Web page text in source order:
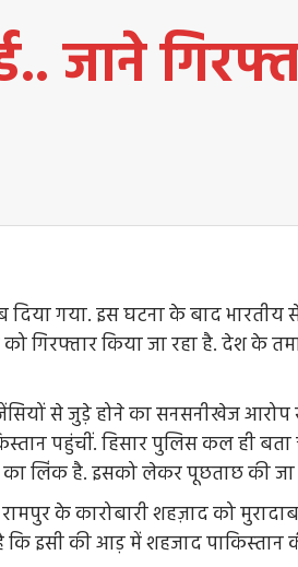
जाने
गया. इस घटना के बाद भारतीय
गिरफ्तार किया जा रहा है. देश के
एजेंसियों से जुड़े होने का सनसनीखेज
पहुंचीं. हिसार पुलिस कल ही
लिंक है. इसको लेकर पूछताछ की जा
के कारोबारी शहज़ाद को
कि इसी की आड़ में शहजाद